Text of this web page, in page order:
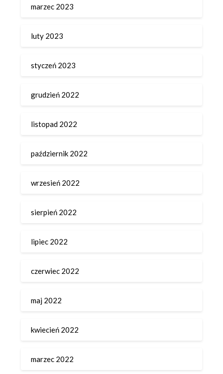
marzec 2023
luty 2023
styczeń 2023
grudzień 2022
listopad 2022
październik 2022
wrzesień 2022
sierpień 2022
lipiec 2022
czerwiec 2022
maj 2022
kwiecień 2022
marzec 2022